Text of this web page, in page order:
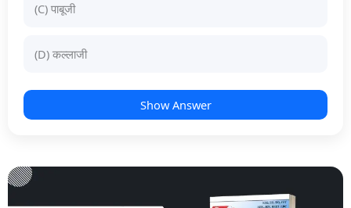
(C) पाबूजी
(D) कल्लाजी
Show Answer